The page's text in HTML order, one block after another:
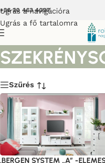
Ugrás a navigációra
Ugrás a fő tartalomra
+36 20 463 4097
BERGEN
Szűrés
.BERGEN SYSTEM „A” -